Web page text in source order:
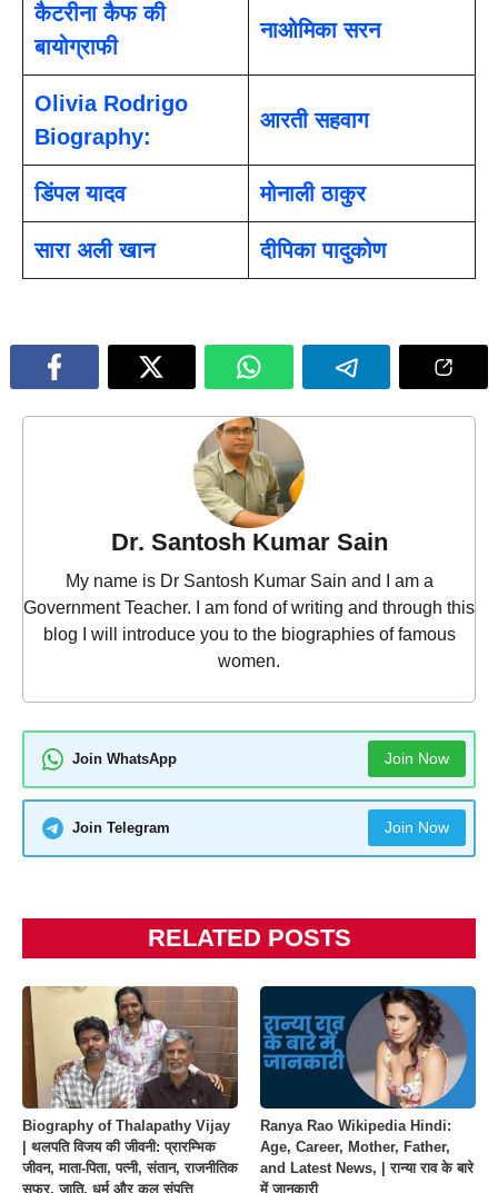
कैटरीना कैफ की
बायोग्राफी
नाओमिका सरन
Olivia Rodrigo
Biography:
आरती सहवाग
डिंपल यादव मोनाली ठाकुर
सारा अली खान दीपिका पादुकोण
Dr. Santosh Kumar Sain
My name is Dr Santosh Kumar Sain and I am a
Government Teacher. I am fond of writing and through this
blog I will introduce you to the biographies of famous
women.
Join WhatsApp Join Now
Join Telegram Join Now
RELATED POSTS
Biography of Thalapathy Vijay
| थलपति विजय की जीवनी: प्रारम्भिक
जीवन, माता-पिता, पत्नी, संतान, राजनीतिक
सफर, जाति, धर्म और कुल संपत्ति
Ranya Rao Wikipedia Hindi:
Age, Career, Mother, Father,
and Latest News, | रान्या राव के बारे
में जानकारी